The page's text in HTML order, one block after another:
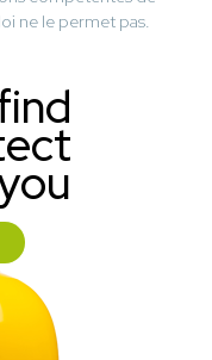
ne le permet pas.